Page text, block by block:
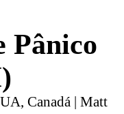
Pânico
Canadá | Matt